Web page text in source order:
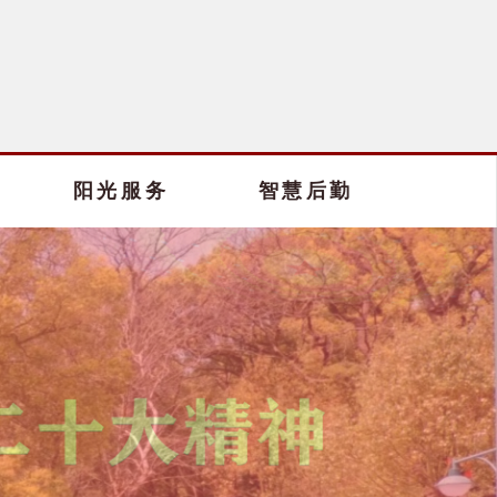
阳光服务 智慧后勤